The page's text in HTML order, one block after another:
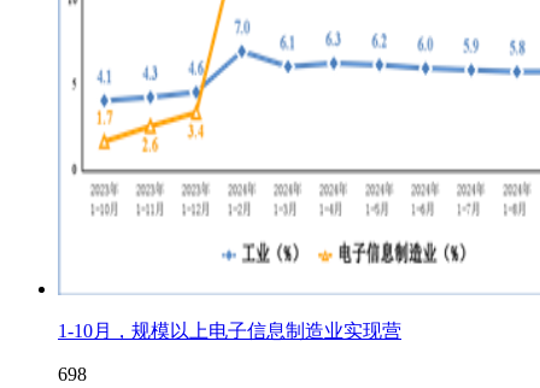
1-10月，规模以上电子信息制造业实现营
698